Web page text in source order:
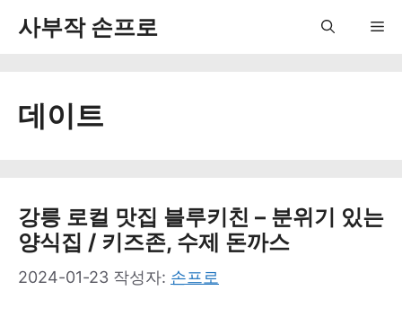
사부작 손프로
데이트
강릉 로컬 맛집 블루키친 – 분위기 있는
양식집 / 키즈존, 수제 돈까스
2024-01-23 작성자: 손프로